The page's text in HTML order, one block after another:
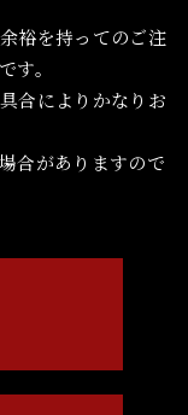
裕を持ってのご注
す。
合によりかなりお
合がありますので